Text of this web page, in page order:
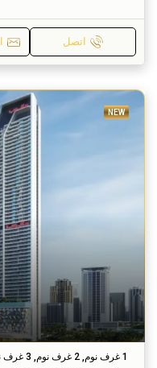
اتصل
NEW
1 غرف نوم, 2 غرف نوم, 3 غرف نوم, استوديو